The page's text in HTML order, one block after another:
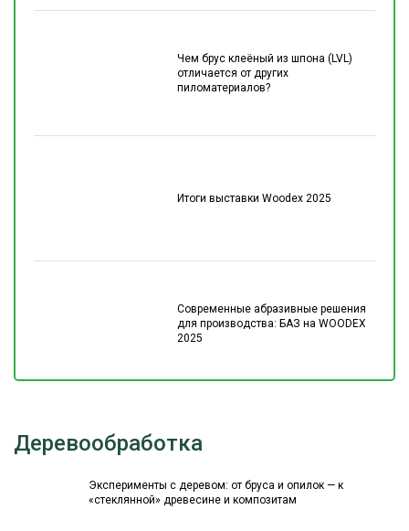
Чем брус клеёный из шпона (LVL)
отличается от других
пиломатериалов?
Итоги выставки Woodex 2025
Современные абразивные решения
для производства: БАЗ на WOODEX
2025
Деревообработка
Эксперименты с деревом: от бруса и опилок — к
«стеклянной» древесине и композитам